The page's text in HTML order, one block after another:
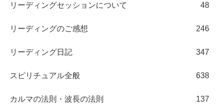
リーディングセッションについて 48
リーディングのご感想 246
リーディング日記 347
スピリチュアル全般 638
カルマの法則・波長の法則 137